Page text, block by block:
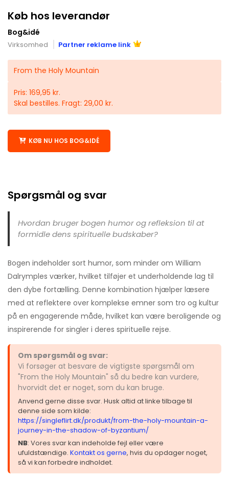
Køb hos leverandør
Bog&idé
Virksomhed Partner reklame link
From the Holy Mountain
Pris: 169,95 kr.
Skal bestilles. Fragt: 29,00 kr.
KØB NU HOS BOG&IDÉ
Spørgsmål og svar
Hvordan bruger bogen humor og refleksion til at
formidle dens spirituelle budskaber?
Bogen indeholder sort humor, som minder om William
Dalrymples værker, hvilket tilføjer et underholdende lag til
den dybe fortælling. Denne kombination hjælper læsere
med at reflektere over komplekse emner som tro og kultur
på en engagerende måde, hvilket kan være beroligende og
inspirerende for singler i deres spirituelle rejse.
Om spørgsmål og svar:
Vi forsøger at besvare de vigtigste spørgsmål om
"From the Holy Mountain" så du bedre kan vurdere,
hvorvidt det er noget, som du kan bruge.
Anvend gerne disse svar. Husk altid at linke tilbage til
denne side som kilde:
https://singleflirt.dk/produkt/from-the-holy-mountain-a-
journey-in-the-shadow-of-byzantium/
NB: Vores svar kan indeholde fejl eller være
ufuldstændige. Kontakt os gerne, hvis du opdager noget,
så vi kan forbedre indholdet.